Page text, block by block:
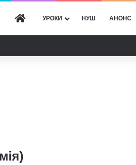
ГОЛОВНА
УРОКИ НУШ АНОНС